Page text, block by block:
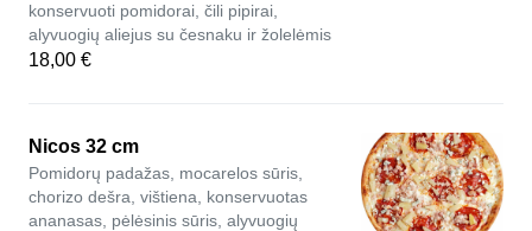
konservuoti pomidorai, čili pipirai,
alyvuogių aliejus su česnaku ir žolelėmis
18,00 €
Nicos 32 cm
Pomidorų padažas, mocarelos sūris,
chorizo dešra, vištiena, konservuotas
ananasas, pėlėsinis sūris, alyvuogių